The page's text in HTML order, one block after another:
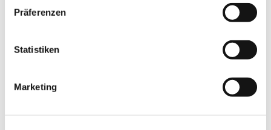
Präferenzen
Statistiken
Marketing